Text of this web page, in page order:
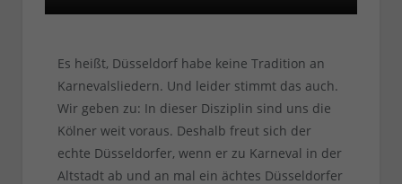
Es heißt, Düsseldorf habe keine Tradition an
Karnevalsliedern. Und leider stimmt das auch.
Wir geben zu: In dieser Disziplin sind uns die
Kölner weit voraus. Deshalb freut sich der
echte Düsseldorfer, wenn er zu Karneval in der
Altstadt ab und an mal ein ächtes Düsseldorfer